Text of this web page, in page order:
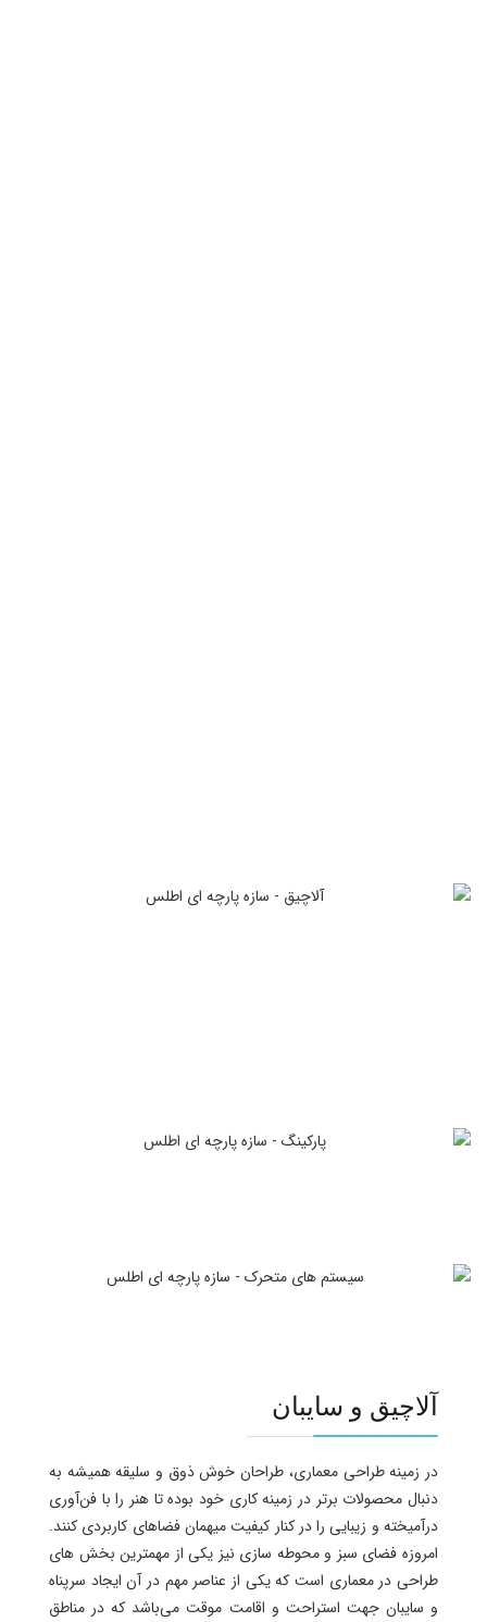
آلاچیق و سایبان
در زمینه طراحی معماری، طراحان خوش ذوق و سلیقه همیشه به
دنبال محصولات برتر در زمینه کاری خود بوده تا هنر را با فن‌آوری
درآمیخته و زیبایی را در کنار کیفیت میهمان فضاهای کاربردی کنند.
امروزه فضای سبز و محوطه سازی نیز یکی از مهمترین بخش های
طراحی در معماری است که یکی از عناصر مهم در آن ایجاد سرپناه
و سایبان جهت استراحت و اقامت موقت می‌باشد که در مناطق